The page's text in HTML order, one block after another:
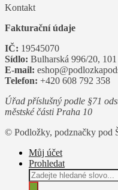
Kontakt
Fakturační údaje
IČ: 19545070
Sídlo: Bulharská 996/20,
E-mail:
Telefon: +420 608 792 358
Úřad příslušný podle §71
městské části Praha 10
© Podložky, podznačky pod
Můj účet
Prohledat
Products
search